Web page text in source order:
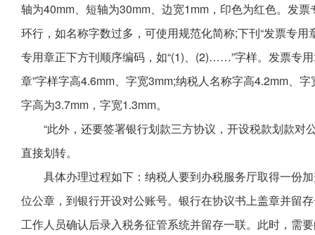
轴为40mm、短轴为30mm、边宽1mm，印色为红色。发
环行，如名称字数过多，可使用规范化简称;下刊“发票专
专用章正下方刊顺序编码，如“(1)、(2)……”字样。发票专
章”字样字高4.6mm、字宽3mm;纳税人名称字高4.2mm、
字高为3.7mm，字宽1.3mm。
“此外，还要签署银行划款三方协议，开设税款划款对
直接划转。
具体办理过程如下：纳税人要到办税服务厅取得一份
位公章，到银行开设对公账号。银行在协议书上盖章并留
工作人员确认后录入税务征管系统并留存一联。此时，需